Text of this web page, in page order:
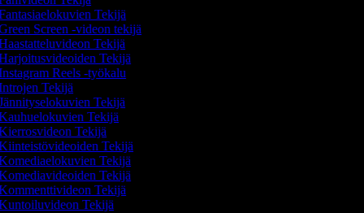
Tekijä
Screen -videon tekijä
Tekijä
Tekijä
Reels -työkalu
Tekijä
Tekijä
Tekijä
Tekijä
Tekijä
Tekijä
Tekijä
Tekijä
Tekijä